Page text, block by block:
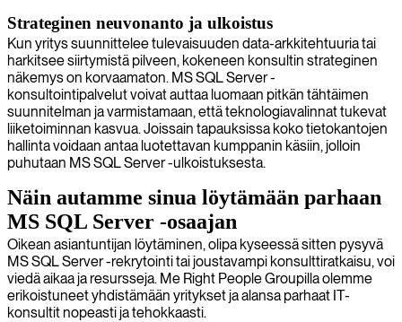
Strateginen neuvonanto ja ulkoistus
Kun yritys suunnittelee tulevaisuuden data-arkkitehtuuria tai
harkitsee siirtymistä pilveen, kokeneen konsultin strateginen
näkemys on korvaamaton. MS SQL Server -
konsultointipalvelut voivat auttaa luomaan pitkän tähtäimen
suunnitelman ja varmistamaan, että teknologiavalinnat tukevat
liiketoiminnan kasvua. Joissain tapauksissa koko tietokantojen
hallinta voidaan antaa luotettavan kumppanin käsiin, jolloin
puhutaan MS SQL Server -ulkoistuksesta.
Näin autamme sinua löytämään parhaan
MS SQL Server -osaajan
Oikean asiantuntijan löytäminen, olipa kyseessä sitten pysyvä
MS SQL Server -rekrytointi tai joustavampi konsulttiratkaisu, voi
viedä aikaa ja resursseja. Me Right People Groupilla olemme
erikoistuneet yhdistämään yritykset ja alansa parhaat IT-
konsultit nopeasti ja tehokkaasti.